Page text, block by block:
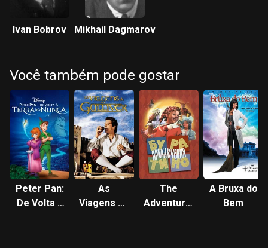
Ivan Bobrov Mikhail Dagmarov
Você também pode gostar
Peter Pan:
De Volta à
As
Viagens de
The
Adventures
A Bruxa do
Bem